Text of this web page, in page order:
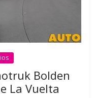
Bolden
La Vuelta